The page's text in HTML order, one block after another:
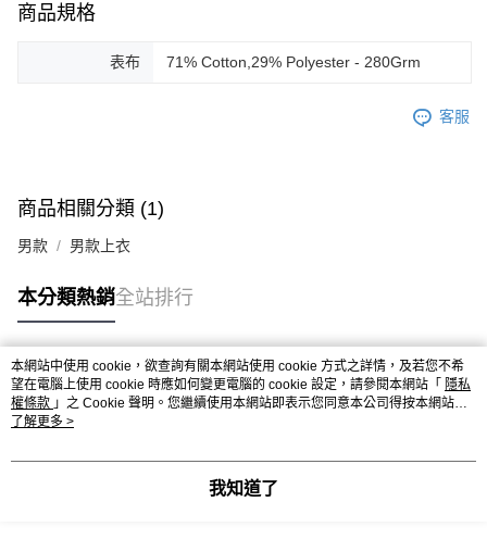
商品規格
表布 71% Cotton,29% Polyester - 280Grm
客服
商品相關分類 (1)
男款 男款上衣
本分類熱銷全站排行
熱門標籤
本網站中使用 cookie，欲查詢有關本網站使用 cookie 方式之詳情，及若您不希
望在電腦上使用 cookie 時應如何變更電腦的 cookie 設定，請參閱本網站「 隱私
權條款 」之 Cookie 聲明。您繼續使用本網站即表示您同意本公司得按本網站使
用條款之 Cookie 聲明使用 cookie。
了解更多 >
我知道了